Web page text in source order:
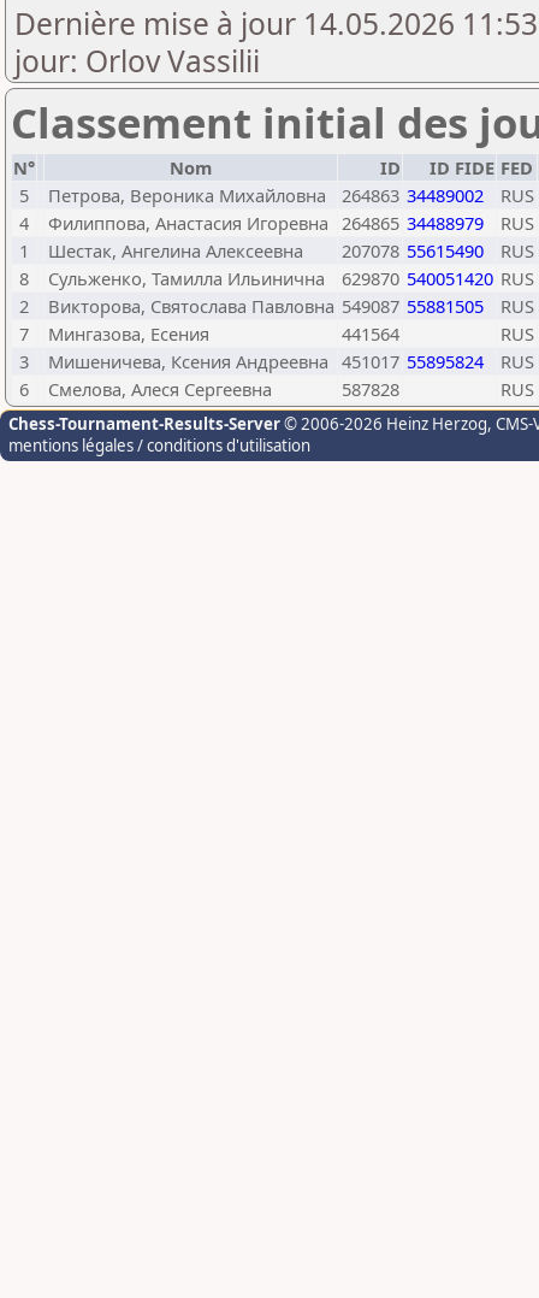
Dernière mise à jour 14.05.2026
jour: Orlov Vassilii
Classement initial des
N° Nom ID ID FIDE FED
5
Петрова, Вероника Михайловна 264863 34489002
RUS
4
Филиппова, Анастасия Игоревна 264865 34488979
RUS
1
Шестак, Ангелина Алексеевна 207078 55615490
RUS
8
Сульженко, Тамилла Ильинична 629870 540051420 RUS
2
Викторова, Святослава Павловна 549087 55881505
RUS
7
Мингазова, Есения 441564
RUS
3
Мишеничева, Ксения Андреевна 451017 55895824
RUS
6
Смелова, Алеся Сергеевна 587828 RUS
Chess-Tournament-Results-Server© 2006-2026 Heinz Herzog,
mentions légales / conditions d'utilisation